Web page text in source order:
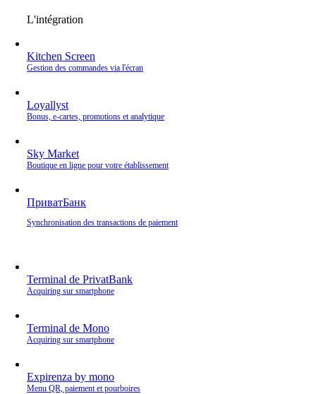
L'intégration
Kitchen Screen
Gestion des commandes via l'écran
Loyallyst
Bonus, e‑cartes, promotions et analytique
Sky Market
Boutique en ligne pour votre établissement
ПриватБанк
Synchronisation des transactions de paiement
Terminal de PrivatBank
Acquiring sur smartphone
Terminal de Mono
Acquiring sur smartphone
Expirenza by mono
Menu QR, paiement et pourboires